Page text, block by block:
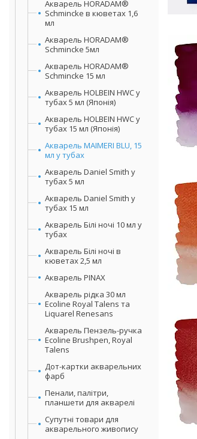
Акварель HORADAM®
Schmincke в кюветах 1,6
мл
Акварель HORADAM®
Schmincke 5мл
Акварель HORADAM®
Schmincke 15 мл
Акварель HOLBEIN HWC у
тубах 5 мл (Японія)
Акварель HOLBEIN HWC у
тубах 15 мл (Японія)
Акварель MAIMERI BLU, 15
мл у тубах
Акварель Daniel Smith у
тубах 5 мл
Акварель Daniel Smith у
тубах 15 мл
Акварель Білі ночі 10 мл у
тубах
Акварель Білі ночі в
кюветах 2,5 мл
Акварель PINAX
Акварель рідка 30 мл
Ecoline Royal Talens та
Liquarel Renesans
Акварель Пензель-ручка
Ecoline Brushpen, Royal
Talens
Дот-картки акварельних
фарб
Пенали, палітри,
планшети для акварелі
Супутні товари для
акварельного живопису